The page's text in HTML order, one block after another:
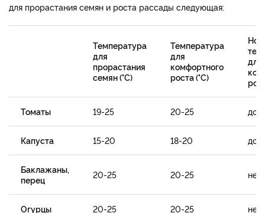
для прорастания семян и роста рассады следующая:
Температура
для
прорастания
семян (°C)
Температура
для
комфортного
роста (°C)
для
Томаты 19-25 20-25 до
Капуста 15-20 18-20 до
Баклажаны,
перец
20-25 20-25 не
Огурцы 20-25 20-25 не